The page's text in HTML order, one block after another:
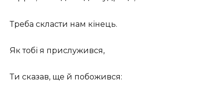
Треба скласти нам кінець.
Як тобі я прислужився,
Ти сказав, ще й побожився: